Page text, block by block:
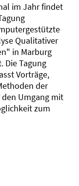
im Jahr findet
Qualitativer
in Marburg
Die Tagung
Vorträge,
der
Umgang mit
zum